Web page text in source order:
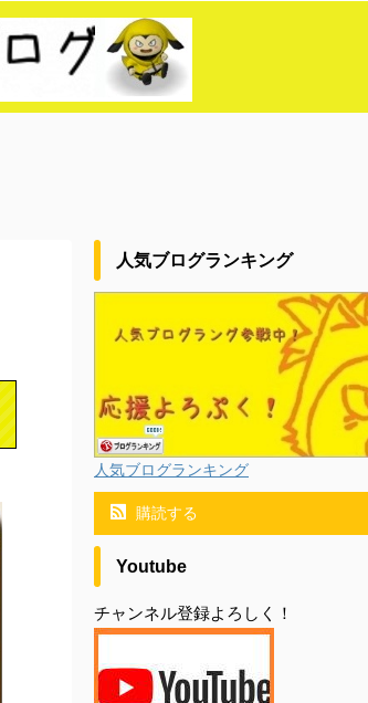
人気ブログランキング
人気ブログランキング
購読する
Youtube
チャンネル登録よろしく！